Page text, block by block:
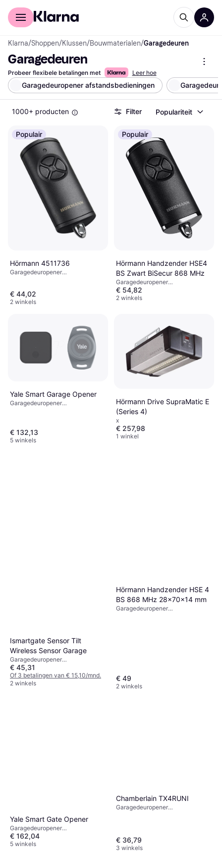
Voor shoppers
Klarna/Shoppen/Klussen/Bouwmaterialen/Garagedeuren
Garagedeuren
Probeer flexibele betalingen met Leer hoe
Garagedeuropener afstandsbedieningen
1000+ producten Filter Populariteit
Populair
Hörmann 4511736
Garagedeuropener
€ 44,02
2 winkels
Populair
Hörmann Handzender HSE4
BS Zwart BiSecur 868 MHz
Garagedeuropener
afstandsbediening, 65x30 mm
€ 54,82
2 winkels
Yale Smart Garage Opener
Garagedeuropener
€ 132,13
5 winkels
Hörmann Drive SupraMatic E
(Series 4)
x
€ 257,98
1 winkel
Ismartgate Sensor Tilt
Wireless Sensor Garage
Garagedeuropener
afstandsbediening, 41x70 mm
€ 45,31
Of 3 betalingen van € 15,10/mnd.
2 winkels
Hörmann Handzender HSE 4
BS 868 MHz 28x70x14 mm
Garagedeuropener
€ 49
2 winkels
Yale Smart Gate Opener
Garagedeuropener
afstandsbediening, x
€ 162,04
5 winkels
Chamberlain TX4RUNI
Garagedeuropener
€ 36,79
3 winkels